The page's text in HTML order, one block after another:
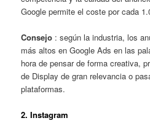
Google permite el coste por cada
Consejo : según la industria, los
más altos en Google Ads en las
hora de pensar de forma creativa,
de Display de gran relevancia o
plataformas.
2. Instagram